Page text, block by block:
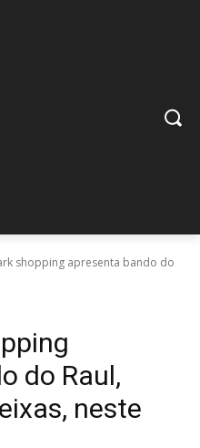
shopping apresenta bando do
do Raul,
neste